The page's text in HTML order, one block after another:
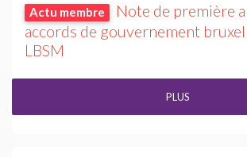
Actu membre
Note de première
accords de gouvernement
LBSM
PLUS